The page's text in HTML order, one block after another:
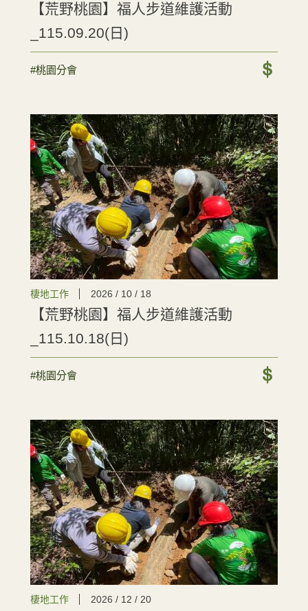
【荒野桃園】福人步道維護活動
_115.09.20(日)
#桃園分會
棲地工作 2026 / 10 / 18
【荒野桃園】福人步道維護活動
_115.10.18(日)
#桃園分會
棲地工作 2026 / 12 / 20